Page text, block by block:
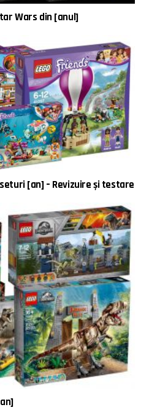
Wars din [anul]
seturi [an] – Revizuire și testare